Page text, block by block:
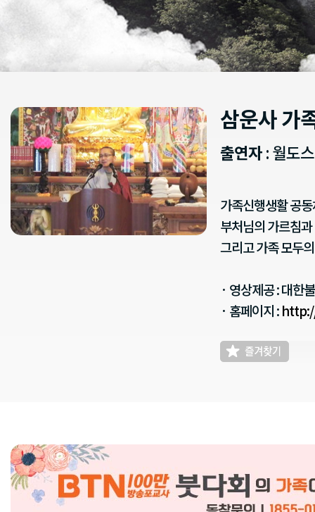
삼운사 가
출연자: 월도
가족신행생활 공
부처님의 가르침
그리고 가족 모두
· 영상제공 : 대한
· 홈페이지 :